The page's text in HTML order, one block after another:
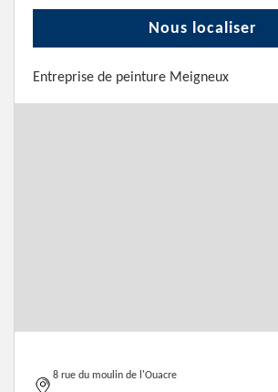
Nous localiser
Entreprise de peinture Meigneux
8 rue du moulin de l'Ouacre